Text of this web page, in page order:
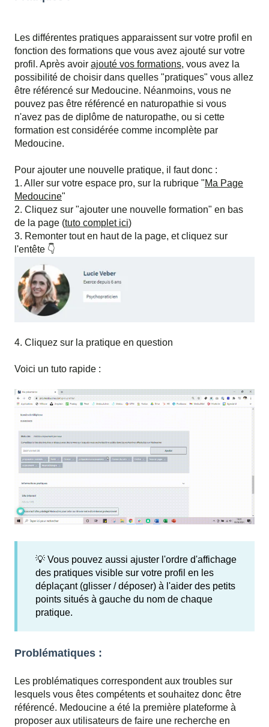
Les différentes pratiques apparaissent sur votre profil en
fonction des formations que vous avez ajouté sur votre
profil. Après avoir ajouté vos formations, vous avez la
possibilité de choisir dans quelles "pratiques" vous allez
être référencé sur Medoucine. Néanmoins, vous ne
pouvez pas être référencé en naturopathie si vous
n'avez pas de diplôme de naturopathe, ou si cette
formation est considérée comme incomplète par
Medoucine.
Pour ajouter une nouvelle pratique, il faut donc :
1. Aller sur votre espace pro, sur la rubrique "Ma Page
Medoucine"
2. Cliquez sur "ajouter une nouvelle formation" en bas
de la page (tuto complet ici)
3. Remonter tout en haut de la page, et cliquez sur
l'entête 👇
4. Cliquez sur la pratique en question
Voici un tuto rapide :
💡 Vous pouvez aussi ajuster l'ordre d'affichage
des pratiques visible sur votre profil en les
déplaçant (glisser / déposer) à l'aider des petits
points situés à gauche du nom de chaque
pratique.
Problématiques :
Les problématiques correspondent aux troubles sur
lesquels vous êtes compétents et souhaitez donc être
référencé. Medoucine a été la première plateforme à
proposer aux utilisateurs de faire une recherche en